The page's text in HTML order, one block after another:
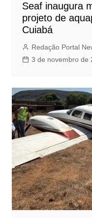
Seaf inaugura
projeto de
Cuiabá
Redação Portal
3 de novembro de